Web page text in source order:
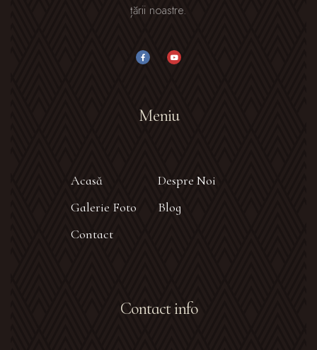
țării noastre.
Meniu
Acasă
Despre Noi
Galerie Foto
Blog
Contact
Contact info